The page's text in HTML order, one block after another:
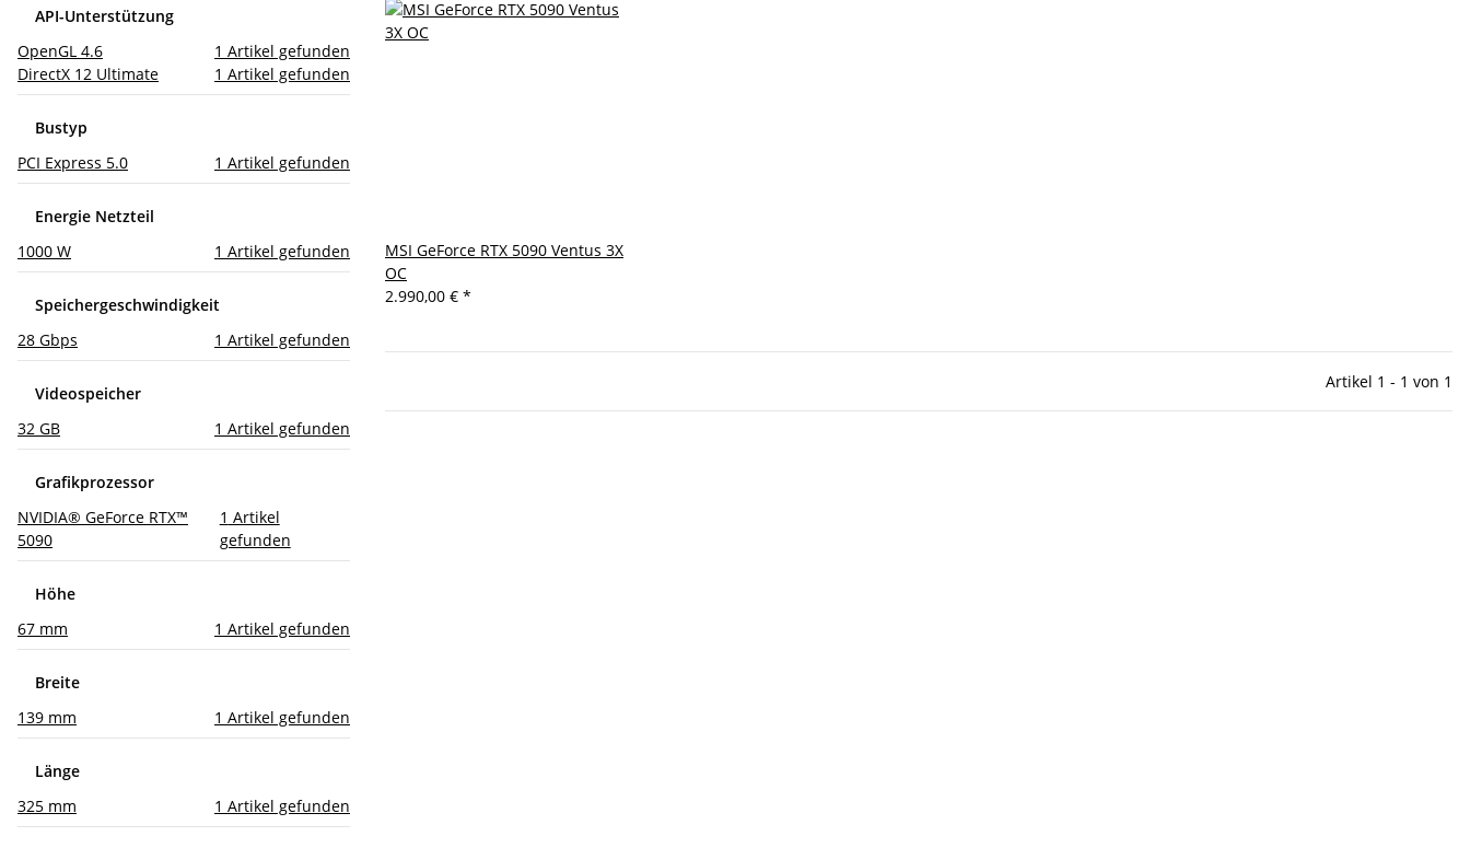
MSI GeForce RTX 5090 Ventus 3X
OC
2.990,00 € *
Artikel 1 - 1 von 1
API-Unterstützung
OpenGL 4.6
1 Artikel gefunden
DirectX 12 Ultimate
1 Artikel gefunden
Bustyp
PCI Express 5.0
1 Artikel gefunden
Energie Netzteil
1000 W
1 Artikel gefunden
Speichergeschwindigkeit
28 Gbps
1 Artikel gefunden
Videospeicher
32 GB
1 Artikel gefunden
Grafikprozessor
NVIDIA® GeForce RTX™
5090
1 Artikel
gefunden
Höhe
67 mm
1 Artikel gefunden
Breite
139 mm
1 Artikel gefunden
Länge
325 mm
1 Artikel gefunden